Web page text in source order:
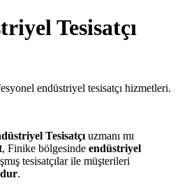
Tesisatçı
endüstriyel tesisatçı hizmetleri.
Tesisatçı uzmanı mı
, Finike bölgesinde endüstriyel
tesisatçılar ile müşterileri
.